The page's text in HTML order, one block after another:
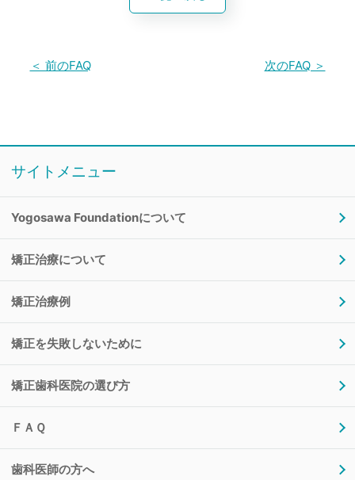
＜ 前のFAQ 次のFAQ ＞
サイトメニュー
Yogosawa Foundationについて
矯正治療について
矯正治療例
矯正を失敗しないために
矯正歯科医院の選び方
ＦＡＱ
歯科医師の方へ